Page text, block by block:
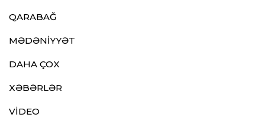
QARABAĞ
MƏDƏNİYYƏT
DAHA ÇOX
XƏBƏRLƏR
VİDEO